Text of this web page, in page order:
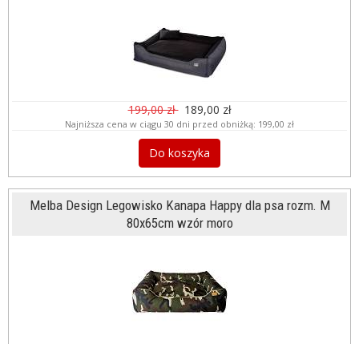
199,00 zł 189,00 zł
Najniższa cena w ciągu 30 dni przed obniżką: 199,00 zł
Do koszyka
Melba Design Legowisko Kanapa Happy dla psa rozm. M
80x65cm wzór moro